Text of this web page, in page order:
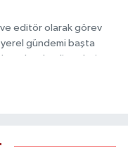
ve editör olarak görev
gündemi başta
ve ulusal gelişmeleri
edindiği bilgilerle
etik ilkeler